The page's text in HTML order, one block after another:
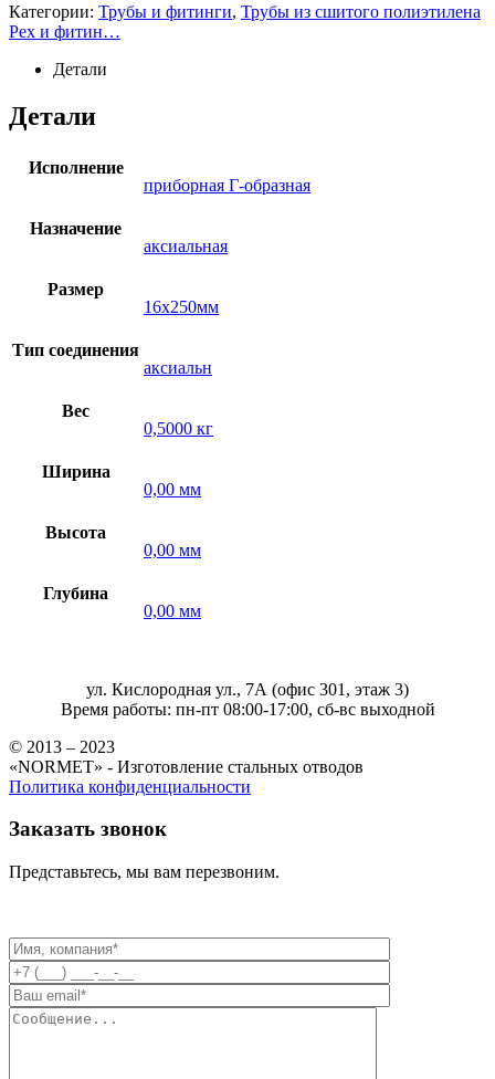
Категории: Трубы и фитинги, Трубы из сшитого полиэтилена
Pex и фитин…
Детали
Детали
Исполнение
приборная Г-образная
Назначение
аксиальная
Размер
16х250мм
Тип соединения
аксиальн
Вес
0,5000 кг
Ширина
0,00 мм
Высота
0,00 мм
Глубина
0,00 мм
ул. Кислородная ул., 7А (офис 301, этаж 3)
Время работы: пн-пт 08:00-17:00, сб-вс выходной
© 2013 – 2023
«NORMET» - Изготовление стальных отводов
Политика конфиденциальности
Заказать звонок
Представьтесь, мы вам перезвоним.